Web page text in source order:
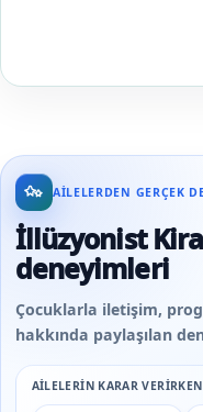
AILELERDEN GERÇEK
İllüzyonist
deneyimleri
Çocuklarla iletişim,
hakkında paylaşılan
AILELERIN KARAR